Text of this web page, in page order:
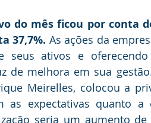
do mês ficou por conta
37,7%. As ações da
seus ativos e
de melhora em sua
Meirelles, colocou a
as expectativas quanto
seria um aumento